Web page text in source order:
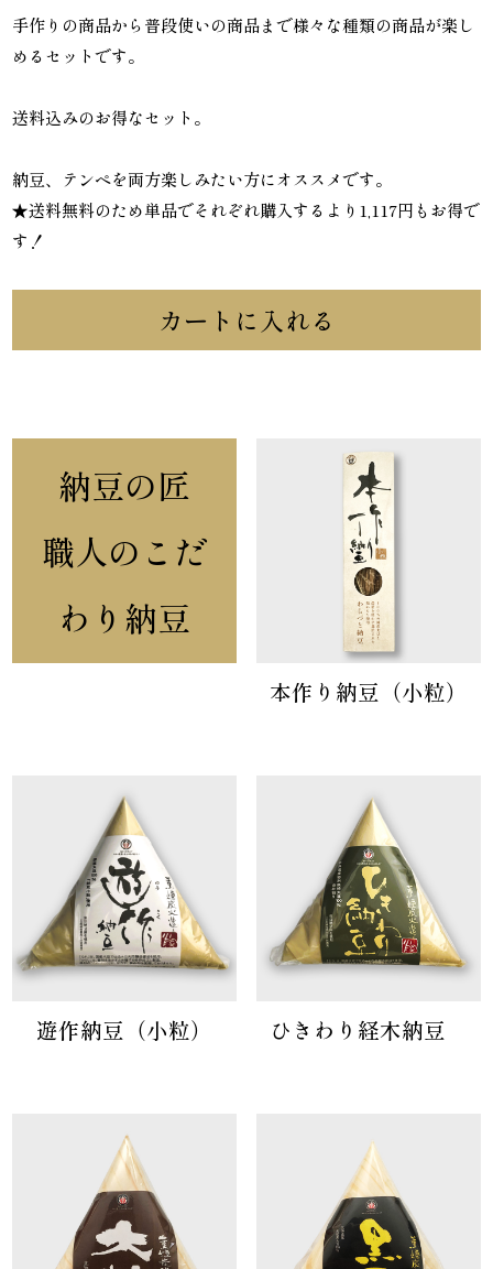
手作りの商品から普段使いの商品まで様々な種類の商品が楽し
めるセットです。
送料込みのお得なセット。
納豆、テンペを両方楽しみたい方にオススメです。
★送料無料のため単品でそれぞれ購入するより1,117円もお得で
す！
カートに入れる
納豆の匠
職人のこだ
わり納豆
本作り納豆（小粒）
遊作納豆（小粒） ひきわり経木納豆